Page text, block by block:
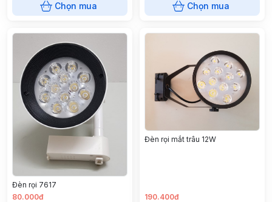
Chọn mua Chọn mua
Đèn rọi 7617
80.000đ
Đèn rọi mắt trâu 12W
190.400đ